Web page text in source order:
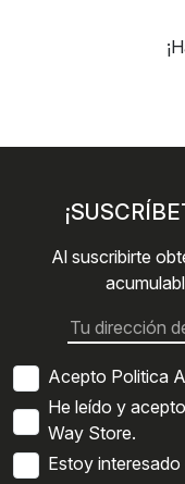
Al suscribirte
Acepto Politica
He leído y
Way Store.
Estoy interesado